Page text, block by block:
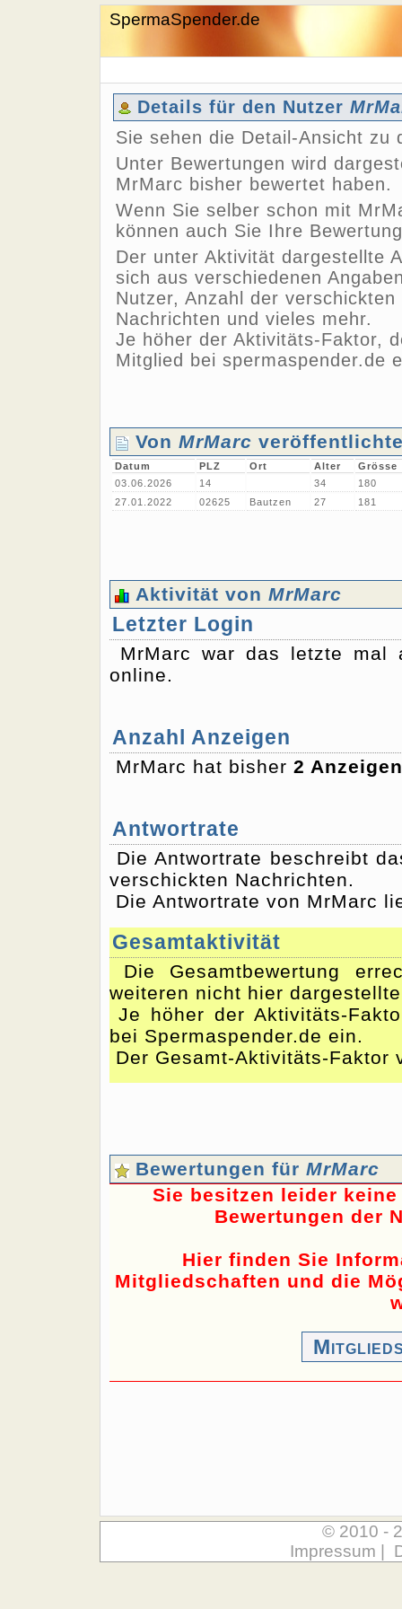
SpermaSpender.de
Details für den Nutzer
Sie sehen die Detail-Ansicht zu
Unter Bewertungen wird
MrMarc bisher bewertet haben.
Wenn Sie selber schon mit
können auch Sie Ihre
Der unter Aktivität dargestellte
sich aus verschiedenen
Nutzer, Anzahl der
Nachrichten und vieles mehr.
Je höher der Aktivitäts-Faktor,
Mitglied bei spermaspender.de
Von MrMarc
Datum PLZ Ort Alter
Grösse
03.06.2026
14 34
180
27.01.2022
02625 Bautzen 27 181
Aktivität von MrMarc
Letzter Login
MrMarc war das letzte
online.
Anzahl Anzeigen
MrMarc hat bisher 2 Anzeigen
Antwortrate
Die Antwortrate beschreibt
verschickten Nachrichten.
Die Antwortrate von MrMarc
Gesamtaktivität
Die Gesamtbewertung
weiteren nicht hier
Je höher der Aktivitäts-
bei Spermaspender.de ein.
Der Gesamt-Aktivitäts-
Bewertungen für MrMarc
Sie besitzen leider
Bewertungen der
Hier finden Sie
Mitgliedschaften und die
© 2010 -
Impressum